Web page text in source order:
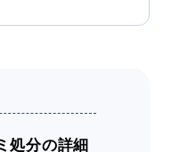
処分の詳細